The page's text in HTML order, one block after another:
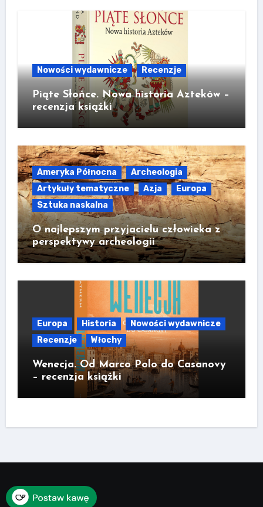
Nowości wydawnicze Recenzje
Piąte Słońce. Nowa historia Azteków –
recenzja książki
Ameryka Północna
Archeologia
Artykuły tematyczne
Azja
Europa
Sztuka naskalna
O najlepszym przyjacielu człowieka z
perspektywy archeologii
Europa Historia
Nowości wydawnicze
Recenzje
Włochy
Wenecja. Od Marco Polo do Casanovy
– recenzja książki